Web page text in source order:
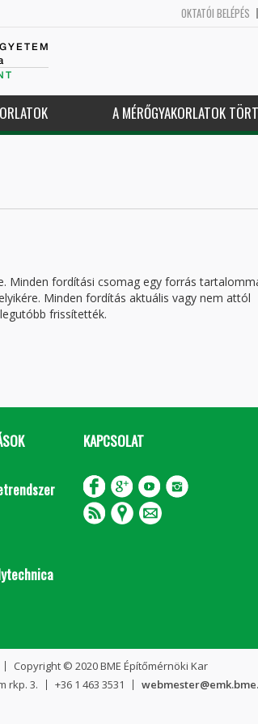
OKTATÓI BELÉPÉS
A MÉRŐGYAKORLATOK
Minden fordítási csomag egy forrás
Minden fordítás aktuális vagy nem attól
frissítették.
KAPCSOLAT
Copyright © 2020 BME Építőmérnöki Kar
rkp. 3.
+36 1 463 3531